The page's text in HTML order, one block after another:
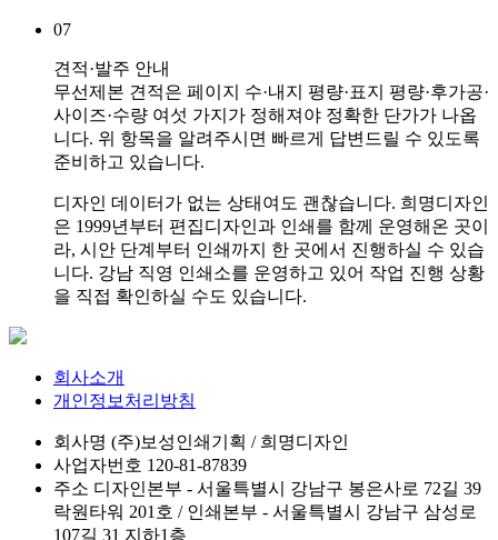
07
견적·발주 안내
무선제본 견적은 페이지 수·내지 평량·표지 평량·후가공·
사이즈·수량 여섯 가지가 정해져야 정확한 단가가 나옵
니다. 위 항목을 알려주시면 빠르게 답변드릴 수 있도록
준비하고 있습니다.
디자인 데이터가 없는 상태여도 괜찮습니다. 희명디자인
은 1999년부터 편집디자인과 인쇄를 함께 운영해온 곳이
라, 시안 단계부터 인쇄까지 한 곳에서 진행하실 수 있습
니다. 강남 직영 인쇄소를 운영하고 있어 작업 진행 상황
을 직접 확인하실 수도 있습니다.
회사소개
개인정보처리방침
회사명 (주)보성인쇄기획 / 희명디자인
사업자번호 120-81-87839
주소 디자인본부 - 서울특별시 강남구 봉은사로 72길 39
락원타워 201호 / 인쇄본부 - 서울특별시 강남구 삼성로
107길 31 지하1층